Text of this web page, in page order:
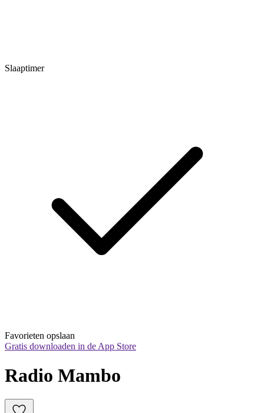
Slaaptimer
Favorieten opslaan
Gratis downloaden in de App Store
Radio Mambo